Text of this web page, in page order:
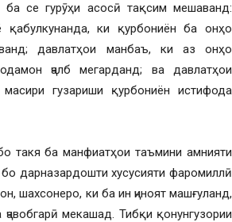
се гурӯҳи асосӣ тақсим мешаванд:
қабулкунанда, ки қурбониён ба онҳо
давлатҳои манбаъ, ки аз онҳо
ҷалб мегарданд; ва давлатҳои
гузариши қурбониён истифода
такя ба манфиатҳои таъмини амнияти
бо дарназардошти хусусияти фаромиллӣ
шахсонеро, ки ба ин ҷиноят машғуланд,
мекашад. Тибқи қонунгузории